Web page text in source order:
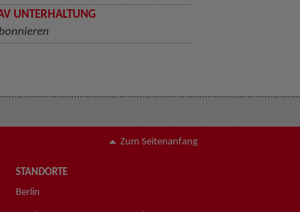
UNTERHALTUNG
Zum Seitenanfang
STANDORTE
Berlin